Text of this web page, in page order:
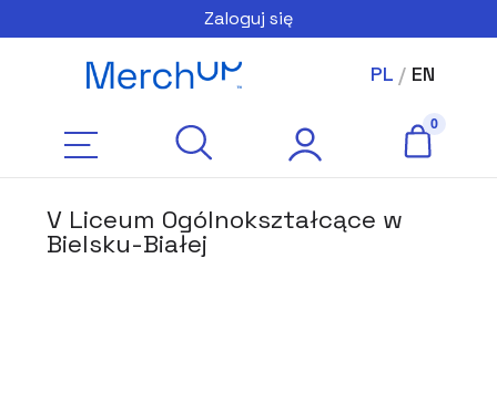
Zaloguj się
PL/ EN
V Liceum Ogólnokształcące w
Bielsku-Białej